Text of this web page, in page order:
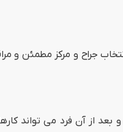
جراح و مرکز مطمئن و
از آن فرد می تواند